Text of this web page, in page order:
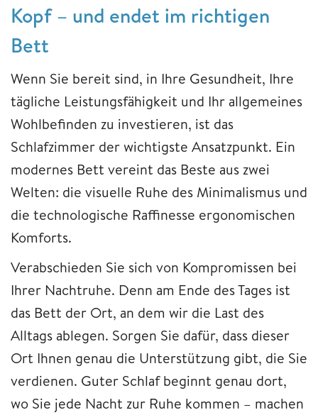
Kopf – und endet im richtigen
Bett
Wenn Sie bereit sind, in Ihre Gesundheit, Ihre
tägliche Leistungsfähigkeit und Ihr allgemeines
Wohlbefinden zu investieren, ist das
Schlafzimmer der wichtigste Ansatzpunkt. Ein
modernes Bett vereint das Beste aus zwei
Welten: die visuelle Ruhe des Minimalismus und
die technologische Raffinesse ergonomischen
Komforts.
Verabschieden Sie sich von Kompromissen bei
Ihrer Nachtruhe. Denn am Ende des Tages ist
das Bett der Ort, an dem wir die Last des
Alltags ablegen. Sorgen Sie dafür, dass dieser
Ort Ihnen genau die Unterstützung gibt, die Sie
verdienen. Guter Schlaf beginnt genau dort,
wo Sie jede Nacht zur Ruhe kommen – machen